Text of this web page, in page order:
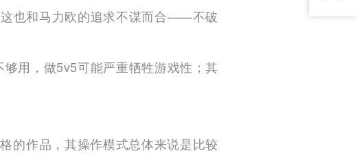
这也和马力欧的追求不谋而合——不破
用，做5v5可能严重牺牲游戏性；其
的作品，其操作模式总体来说是比较